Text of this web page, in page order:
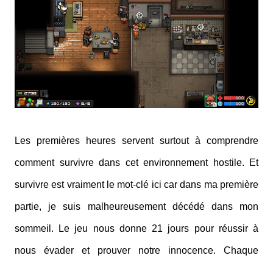
Les premières heures servent surtout à comprendre
comment survivre dans cet environnement hostile. Et
survivre est vraiment le mot-clé ici car dans ma première
partie, je suis malheureusement décédé dans mon
sommeil. Le jeu nous donne 21 jours pour réussir à
nous évader et prouver notre innocence. Chaque